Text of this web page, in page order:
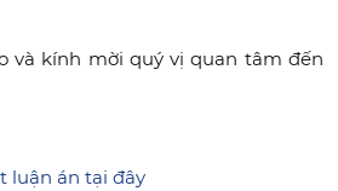
và kính mời quý vị quan tâm đến
luận án tại đây